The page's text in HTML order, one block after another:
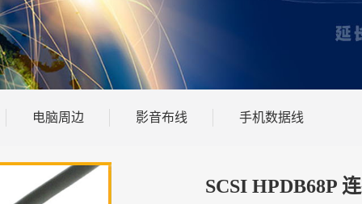
电脑周边 影音布线 手机数据线
SCSI HPDB68P